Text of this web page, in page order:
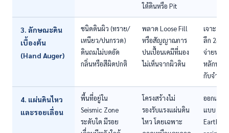
ใต้ดินหรือ Pit
3. ลักษณะดิน
เบื้องต้น
(Hand Auger)
ชนิดดินผิว (ทราย/
เหนียว/ปนกรวด)
ดินถมไม่บดอัด
กลิ่นหรือสีผิดปกติ
พลาด Loose Fill
หรือสัญญาณการ
ปนเปื้อนเคมีที่มอง
ไม่เห็นจากผิวดิน
เจาะ
ลึก 2-3 ม
จ่ายหลัก
หลักหมื่น
กับจำนว
4. แผ่นดินไหว
และรอยเลื่อน
พื้นที่อยู่ใน
Seismic Zone
ระดับใด มีรอย
โครงสร้างไม่
รองรับแรงแผ่นดิน
ไหว โดยเฉพาะ
ออกแบบ
แบบ